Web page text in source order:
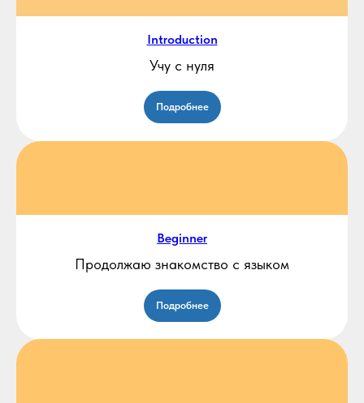
Introduction
Учу с нуля
Подробнее
Beginner
Продолжаю знакомство с языком
Подробнее